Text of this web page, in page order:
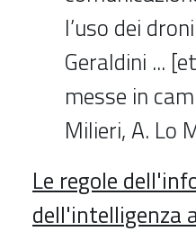
l’uso dei
Geraldini ...
messe in
Milieri, A. Lo
Le regole
dell'intelligenza